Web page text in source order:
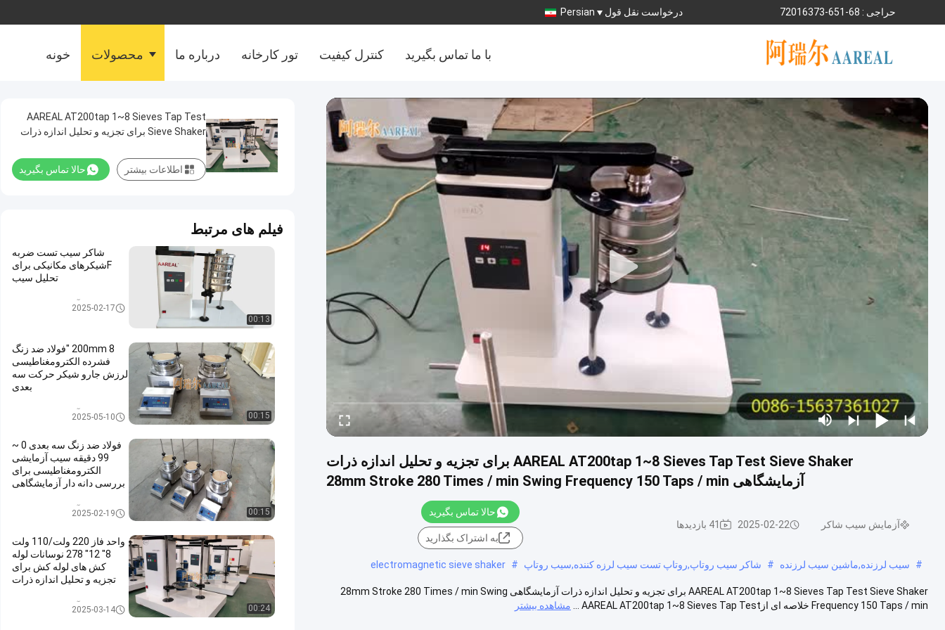
حراجی : 86-156-37361027 درخواست نقل قول Persian
خونه محصولات درباره ما تور کارخانه کنترل کیفیت با ما تماس بگیرید
AAREAL AT200tap 1~8 Sieves Tap Test Sieve Shaker برای تجزیه و تحلیل اندازه ذرات
آزمایشگاهی 28mm Stroke 280 Times / min Swing Frequency 150 Taps / min
آزمایش سیب شاکر 2025-02-22 41 بازدیدها
حالا تماس بگیرید
به اشتراک بگذارید
# سیب لرزنده,ماشین سیب لرزنده # شاکر سیب روتاپ,روتاپ تست سیب لرزه کننده,سیب روتاپ #
electromagnetic sieve shaker
AAREAL AT200tap 1~8 Sieves Tap Test Sieve Shaker برای تجزیه و تحلیل اندازه ذرات آزمایشگاهی 28mm Stroke 280 Times / min Swing
Frequency 150 Taps / min خلاصه ای ازAAREAL AT200tap 1~8 Sieves Tap Test ...
مشاهده بیشتر
AAREAL AT200tap 1~8 Sieves Tap Test
Sieve Shaker برای تجزیه و تحلیل اندازه ذرات
Swing Frequency 150 Taps / min
حالا تماس بگیرید اطلاعات بیشتر
فیلم های مرتبط
00:13
شاکر سیب تست ضربه
Fشیکرهای مکانیکی برای
تحلیل سیب
آزمایش سیب شاکر2025-02-17
00:15
200mm 8 "فولاد ضد زنگ
فشرده الکترومغناطیسی
لرزش جارو شیکر حرکت سه
بعدی
آزمایش سیب شاکر2025-05-10
00:15
فولاد ضد زنگ سه بعدی 0 ~
99 دقیقه سیب آزمایشی
الکترومغناطیسی برای
بررسی دانه دار آزمایشگاهی
آزمایش سیب شاکر2025-02-19
00:24
واحد فاز 220 ولت/110 ولت
8" 12" 278 نوسانات لوله
کش های لوله کش برای
تجزیه و تحلیل اندازه ذرات
آزمایش سیب شاکر2025-03-14